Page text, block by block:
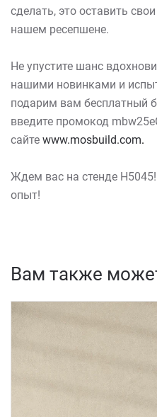
сделать, это оставить
нашем ресепшене.
Не упустите шанс
нашими новинками и
подарим вам бесплатный
введите промокод
сайте www.mosbuild.com.
Ждем вас на стенде
опыт!
Вам также